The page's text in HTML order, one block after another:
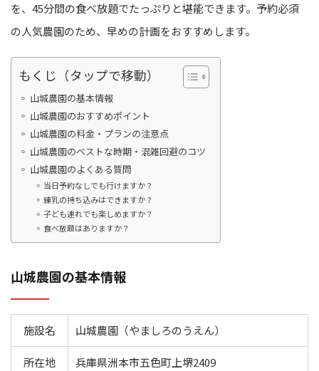
を、45分間の食べ放題でたっぷりと堪能できます。予約必須
の人気農園のため、早めの計画をおすすめします。
もくじ（タップで移動）
山城農園の基本情報
山城農園のおすすめポイント
山城農園の料金・プランの注意点
山城農園のベストな時期・混雑回避のコツ
山城農園のよくある質問
当日予約なしでも行けますか？
練乳の持ち込みはできますか？
子ども連れでも楽しめますか？
食べ放題はありますか？
山城農園の基本情報
施設名 山城農園（やましろのうえん）
所在地 兵庫県洲本市五色町上堺2409